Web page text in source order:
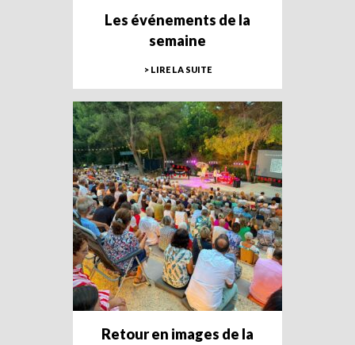
Les événements de la
semaine
> LIRE LA SUITE
Retour en images de la